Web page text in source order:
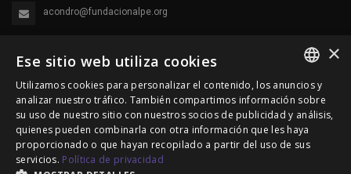
acondro@fundacionalpe.org
© 2000-2026 Fundación Alpe Acondroplasia. Reservados
todos los derechos.
SPANISH
ENGLISH
PORTUGUESE
×
Ese sitio web utiliza cookies
Utilizamos cookies para personalizar el contenido, los anuncios y
analizar nuestro tráfico. También compartimos información sobre
su uso de nuestro sitio con nuestros socios de publicidad y análisis,
quienes pueden combinarla con otra información que les haya
proporcionado o que hayan recopilado a partir del uso de sus
servicios. Política de privacidad